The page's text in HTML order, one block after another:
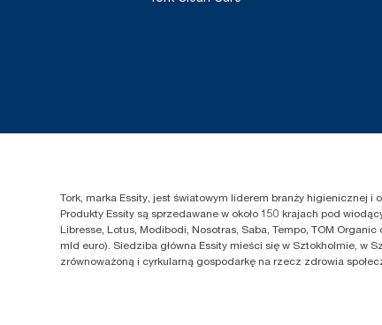
Tork, marka Essity, jest światowym liderem branży higienicznej
Produkty Essity są sprzedawane w około 150 krajach pod
Libresse, Lotus, Modibodi, Nosotras, Saba, Tempo, TOM
mld euro). Siedziba główna Essity mieści się w Sztokholmie, w
zrównoważoną i cyrkularną gospodarkę na rzecz zdrowia